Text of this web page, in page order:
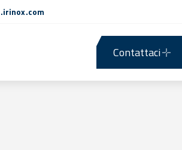
Contattaci